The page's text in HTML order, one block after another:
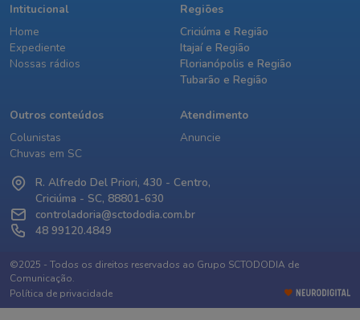
Intitucional
Home
Expediente
Nossas rádios
Regiões
Criciúma e Região
Itajaí e Região
Florianópolis e Região
Tubarão e Região
Outros conteúdos
Colunistas
Chuvas em SC
Atendimento
Anuncie
R. Alfredo Del Priori, 430 - Centro,
Criciúma - SC, 88801-630
controladoria@sctododia.com.br
48 99120.4849
©2025 - Todos os direitos reservados ao Grupo SCTODODIA de
Comunicação.
Política de privacidade